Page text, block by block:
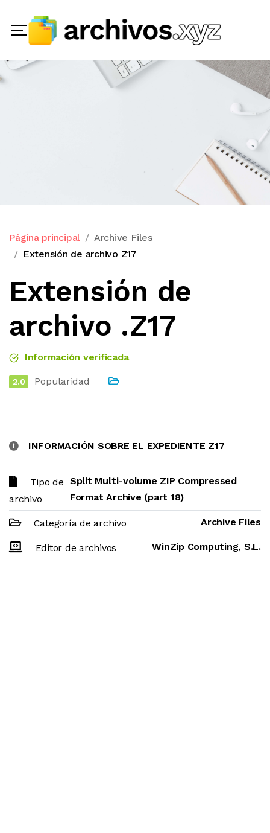
Página principal
Archive Files
Extensión de archivo Z17
Extensión de
archivo .Z17
Información verificada
2.0 Popularidad
INFORMACIÓN SOBRE EL EXPEDIENTE Z17
Tipo de
archivo
Split Multi-volume ZIP Compressed
Format Archive (part 18)
Categoría de archivo Archive Files
Editor de archivos WinZip Computing, S.L.